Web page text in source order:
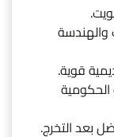
قوية.
الحكومية
بعد التخرج.